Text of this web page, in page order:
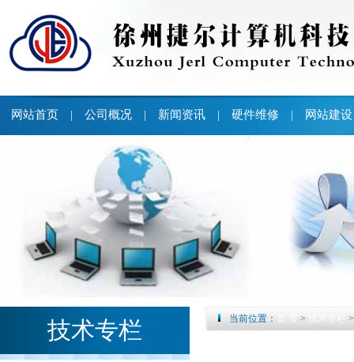
网站首页 公司概况 新闻资讯 硬件维修 网站建设
技术专栏 当前位置： 首 页 > 技术专栏